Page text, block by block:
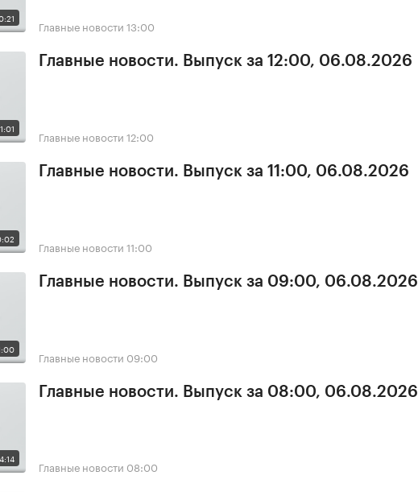
Главные новости 13:00
Главные новости. Выпуск за 12:00, 06.08.2026
Главные новости 12:00
Главные новости. Выпуск за 11:00, 06.08.2026
Главные новости 11:00
Главные новости. Выпуск за 09:00, 06.08.2026
Главные новости 09:00
Главные новости. Выпуск за 08:00, 06.08.2026
Главные новости 08:00